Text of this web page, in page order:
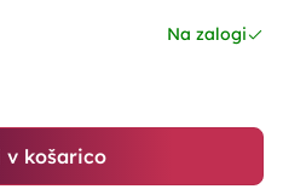
Na zalogi
v košarico